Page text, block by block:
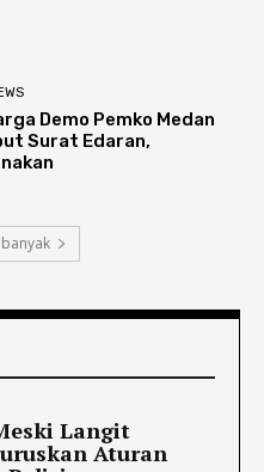
Demo Pemko Medan
Surat Edaran,
Langit
Aturan